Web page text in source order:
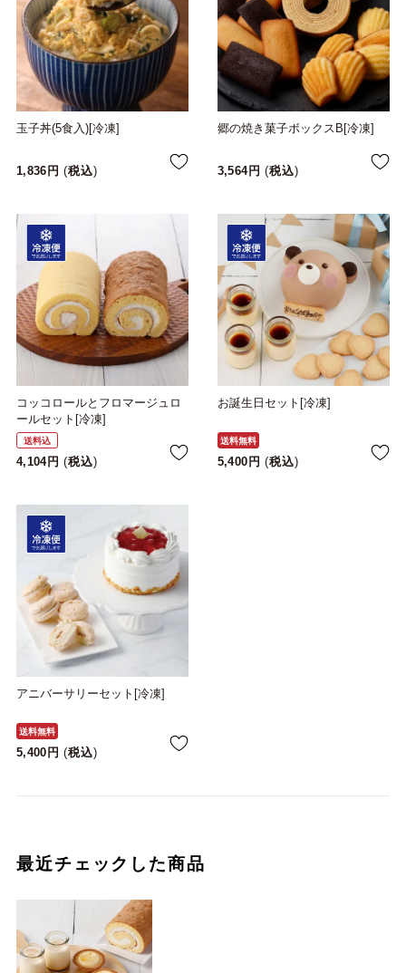
玉子丼(5食入)[冷凍]
1,836 税込
郷の焼き菓子ボックスB[冷凍]
3,564 税込
コッコロールとフロマージュロ
ールセット[冷凍]
送料込
4,104 税込
お誕生日セット[冷凍]
送料無料
5,400 税込
アニバーサリーセット[冷凍]
送料無料
5,400 税込
最近チェックした商品